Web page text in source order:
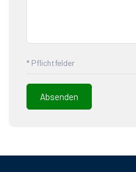
* Pflichtfelder